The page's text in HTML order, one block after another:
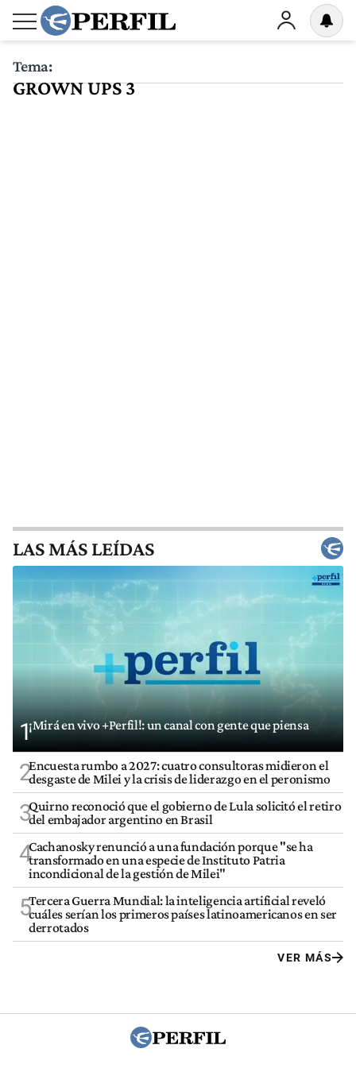
Tema:
GROWN UPS 3
LAS MÁS LEÍDAS
1¡Mirá en vivo +Perfil!: un canal con gente que piensa
2Encuesta rumbo a 2027: cuatro consultoras midieron el
desgaste de Milei y la crisis de liderazgo en el peronismo
3Quirno reconoció que el gobierno de Lula solicitó el retiro
del embajador argentino en Brasil
4Cachanosky renunció a una fundación porque "se ha
transformado en una especie de Instituto Patria
incondicional de la gestión de Milei"
5Tercera Guerra Mundial: la inteligencia artificial reveló
cuáles serían los primeros países latinoamericanos en ser
derrotados
VER MÁS